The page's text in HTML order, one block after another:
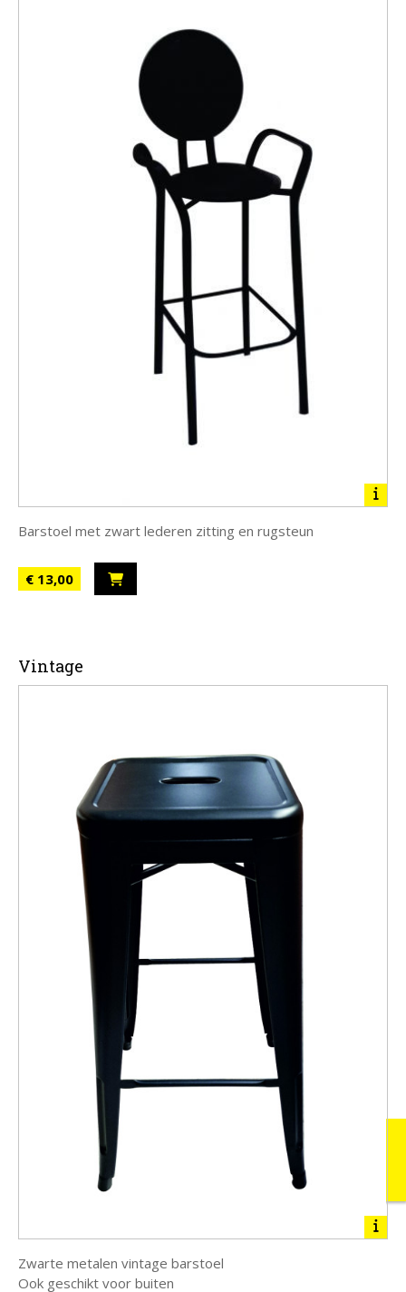
Barstoel met zwart lederen zitting en rugsteun
€ 13,00
Vintage
Zwarte metalen vintage barstoel
Ook geschikt voor buiten
>> Prijsofferte nodig?